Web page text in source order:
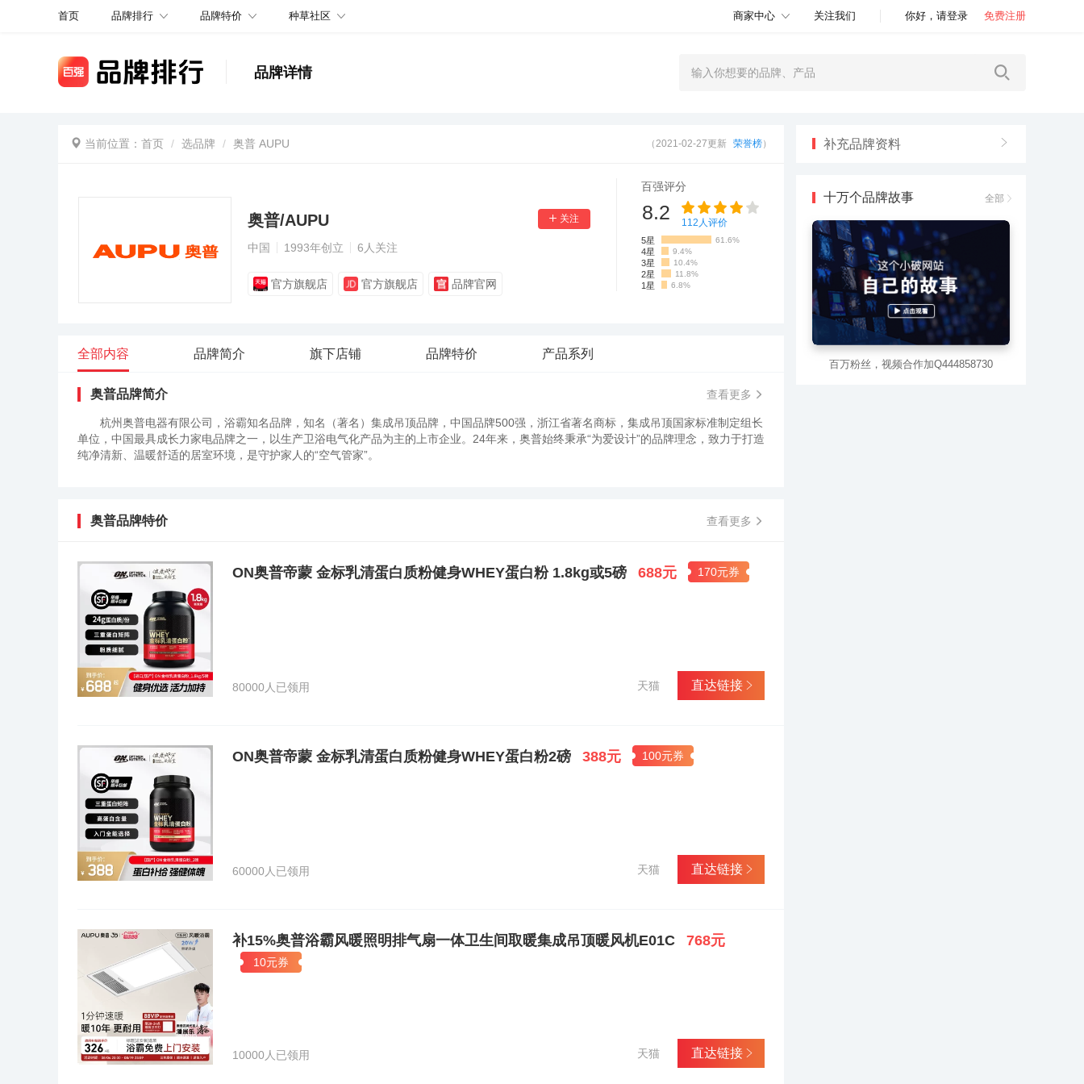
首页 品牌排行 品牌特价 种草社区 商家中心 关注我们 你好，请登录 免费注册
品牌详情
当前位置： 首页 选品牌 奥普 AUPU （2021-02-27更新 荣誉榜）
奥普/AUPU
中国 1993年创立 6 人关注
官方旗舰店 官方旗舰店 品牌官网
百强评分
8.2 112 人评价
5星 61.6%
4星 9.4%
3星 10.4%
2星 11.8%
1星 6.8%
全部内容 品牌简介 旗下店铺 品牌特价 产品系列
奥普品牌简介 查看更多
杭州奥普电器有限公司，浴霸知名品牌，知名（著名）集成吊顶品牌，中国品牌500强，浙江省著名商标，集成吊顶国家标准制定组长
单位，中国最具成长力家电品牌之一，以生产卫浴电气化产品为主的上市企业。24年来，奥普始终秉承“为爱设计”的品牌理念，致力于打造
纯净清新、温暖舒适的居室环境，是守护家人的“空气管家”。
奥普品牌特价 查看更多
ON奥普帝蒙 金标乳清蛋白质粉健身WHEY蛋白粉 1.8kg或5磅 688元 170元券
80000人已领用 直达链接
天猫
ON奥普帝蒙 金标乳清蛋白质粉健身WHEY蛋白粉2磅 388元 100元券
60000人已领用 直达链接
天猫
补15%奥普浴霸风暖照明排气扇一体卫生间取暖集成吊顶暖风机E01C 768元
10元券
10000人已领用 直达链接
天猫
补充品牌资料
十万个品牌故事 全部
百万粉丝，视频合作加Q444858730